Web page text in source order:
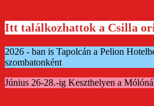
Itt találkozhattok a Csilla
2026 - ban is Tapolcán a Pelion
szombatonként
Június 26-28.-ig Keszthelyen a